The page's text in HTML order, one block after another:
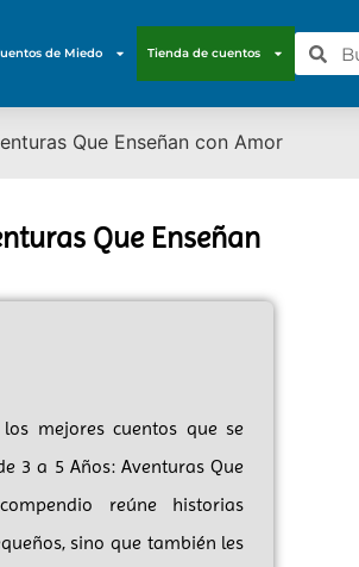
de Miedo Tienda de cuentos
Que Enseñan con Amor
Que Enseñan
mejores cuentos que se
3 a 5 Años: Aventuras Que
reúne historias
sino que también les